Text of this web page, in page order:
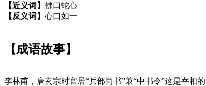
【近义词】 佛口蛇心
【反义词】 心口如一
【成语故事】
李林甫，唐玄宗时官居“兵部尚书”兼“中书令”这是宰相的